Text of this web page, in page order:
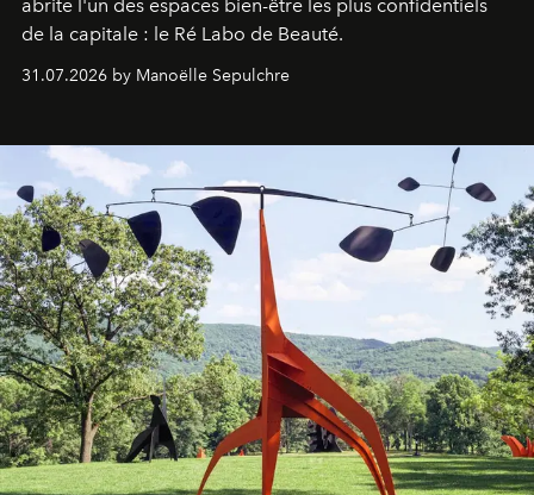
abrite l'un des espaces bien-être les plus confidentiels
de la capitale : le Ré Labo de Beauté.
31.07.2026 by Manoëlle Sepulchre